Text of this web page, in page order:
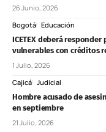
26 Junio, 2026
Bogotá Educación
ICETEX deberá
vulnerables con créditos
1 Julio, 2026
Cajicá Judicial
Hombre acusado de
en septiembre
21 Julio, 2026